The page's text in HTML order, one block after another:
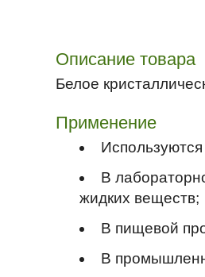
Описание товара
Белое
Применение
В
жидких веществ;
В пищевой
В